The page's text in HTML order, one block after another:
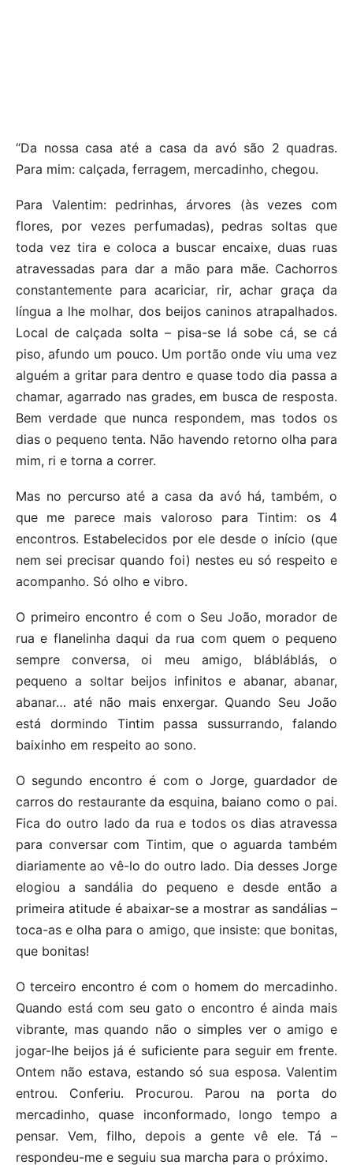
“Da nossa casa até a casa da avó são 2 quadras.
Para mim: calçada, ferragem, mercadinho, chegou.
Para Valentim: pedrinhas, árvores (às vezes com
flores, por vezes perfumadas), pedras soltas que
toda vez tira e coloca a buscar encaixe, duas ruas
atravessadas para dar a mão para mãe. Cachorros
constantemente para acariciar, rir, achar graça da
língua a lhe molhar, dos beijos caninos atrapalhados.
Local de calçada solta – pisa-se lá sobe cá, se cá
piso, afundo um pouco. Um portão onde viu uma vez
alguém a gritar para dentro e quase todo dia passa a
chamar, agarrado nas grades, em busca de resposta.
Bem verdade que nunca respondem, mas todos os
dias o pequeno tenta. Não havendo retorno olha para
mim, ri e torna a correr.
Mas no percurso até a casa da avó há, também, o
que me parece mais valoroso para Tintim: os 4
encontros. Estabelecidos por ele desde o início (que
nem sei precisar quando foi) nestes eu só respeito e
acompanho. Só olho e vibro.
O primeiro encontro é com o Seu João, morador de
rua e flanelinha daqui da rua com quem o pequeno
sempre conversa, oi meu amigo, blábláblás, o
pequeno a soltar beijos infinitos e abanar, abanar,
abanar… até não mais enxergar. Quando Seu João
está dormindo Tintim passa sussurrando, falando
baixinho em respeito ao sono.
O segundo encontro é com o Jorge, guardador de
carros do restaurante da esquina, baiano como o pai.
Fica do outro lado da rua e todos os dias atravessa
para conversar com Tintim, que o aguarda também
diariamente ao vê-lo do outro lado. Dia desses Jorge
elogiou a sandália do pequeno e desde então a
primeira atitude é abaixar-se a mostrar as sandálias –
toca-as e olha para o amigo, que insiste: que bonitas,
que bonitas!
O terceiro encontro é com o homem do mercadinho.
Quando está com seu gato o encontro é ainda mais
vibrante, mas quando não o simples ver o amigo e
jogar-lhe beijos já é suficiente para seguir em frente.
Ontem não estava, estando só sua esposa. Valentim
entrou. Conferiu. Procurou. Parou na porta do
mercadinho, quase inconformado, longo tempo a
pensar. Vem, filho, depois a gente vê ele. Tá –
respondeu-me e seguiu sua marcha para o próximo.